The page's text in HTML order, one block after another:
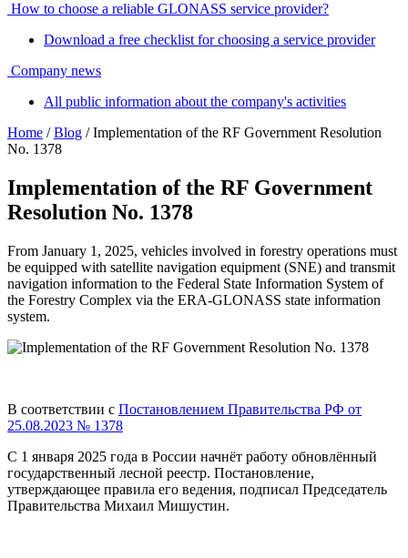
How to choose a reliable GLONASS service provider?
Download a free checklist for choosing a service provider
Company news
All public information about the company's activities
Home /Blog / Implementation of the RF Government Resolution
No. 1378
Implementation of the RF Government
Resolution No. 1378
From January 1, 2025, vehicles involved in forestry operations must
be equipped with satellite navigation equipment (SNE) and transmit
navigation information to the Federal State Information System of
the Forestry Complex via the ERA-GLONASS state information
system.
В соответствии с Постановлением Правительства РФ от
25.08.2023 № 1378
С 1 января 2025 года в России начнёт работу обновлённый
государственный лесной реестр. Постановление,
утверждающее правила его ведения, подписал Председатель
Правительства Михаил Мишустин.